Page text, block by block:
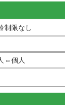
制限なし
⇔個人